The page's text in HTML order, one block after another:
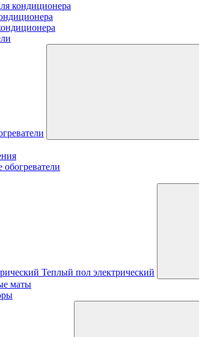
кондиционера
Теплый пол электрический
маты